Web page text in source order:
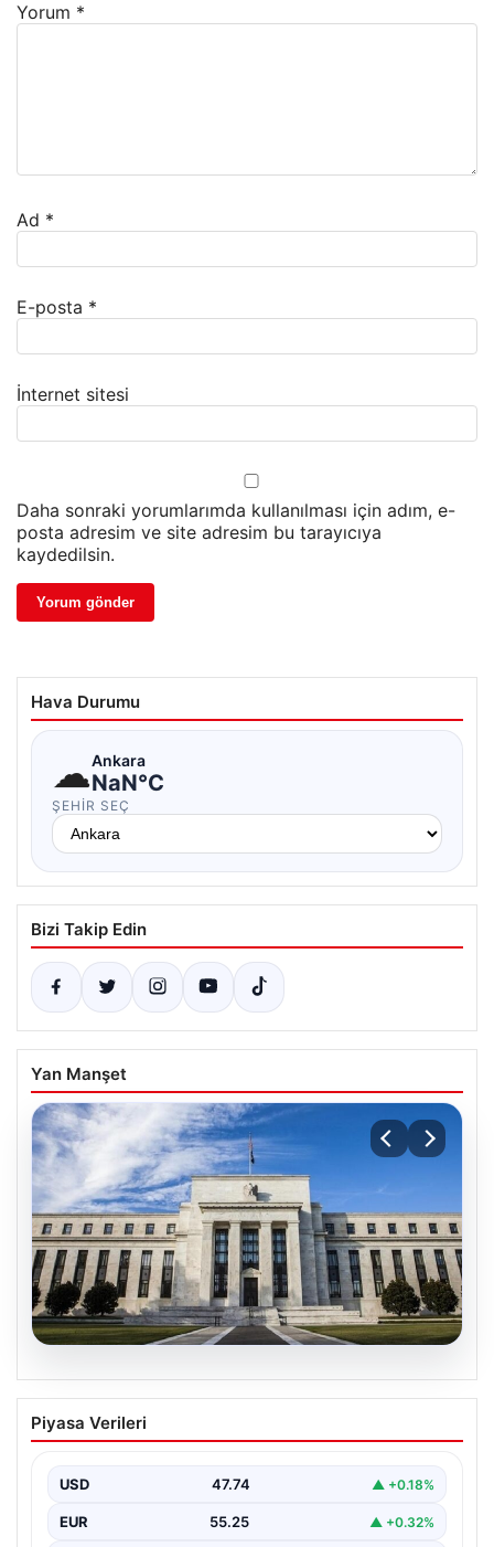
Yorum *
Ad *
E-posta *
İnternet sitesi
Daha sonraki yorumlarımda kullanılması için adım, e-
posta adresim ve site adresim bu tarayıcıya
kaydedilsin.
Hava Durumu
☁Ankara
NaN°C
ŞEHIR SEÇ
Bizi Takip Edin
Yan Manşet
07.08.2026
FED faiz kararı ne zaman, saat kaçta?
Faiz beklentisi ne yönde? 2026 FED
Piyasa Verileri
USD 47.74 ▲ +0.18%
EUR 55.25 ▲ +0.32%